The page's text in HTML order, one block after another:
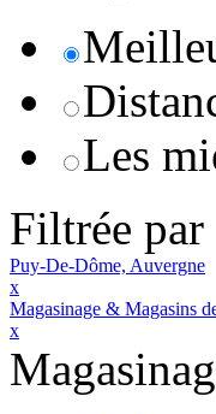
Les
Filtrée par
Puy-De-Dôme, Auvergne
x
Magasinage & Magasins
x